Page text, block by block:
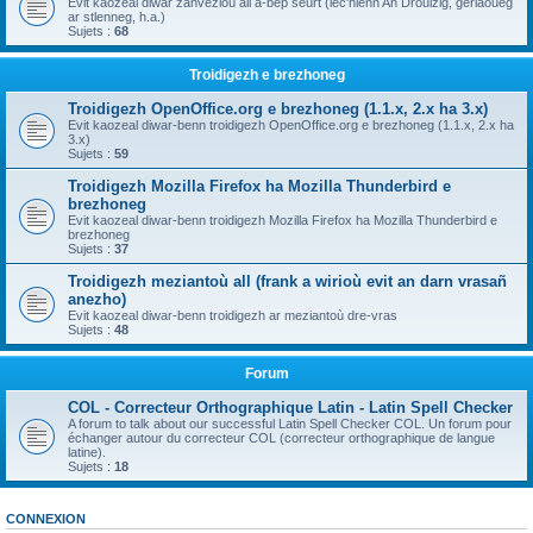
ar stlenneg, h.a.)
Sujets : 68
Troidigezh e brezhoneg
Troidigezh OpenOffice.org e brezhoneg (1.1.x, 2.x ha 3.x)
Evit kaozeal diwar-benn troidigezh OpenOffice.org e brezhoneg (1.1.x, 2.x ha
3.x)
Sujets : 59
Troidigezh Mozilla Firefox ha Mozilla Thunderbird e
brezhoneg
Evit kaozeal diwar-benn troidigezh Mozilla Firefox ha Mozilla Thunderbird e
brezhoneg
Sujets : 37
Troidigezh meziantoù all (frank a wirioù evit an darn vrasañ
anezho)
Evit kaozeal diwar-benn troidigezh ar meziantoù dre-vras
Sujets : 48
Forum
COL - Correcteur Orthographique Latin - Latin Spell Checker
A forum to talk about our successful Latin Spell Checker COL. Un forum pour
échanger autour du correcteur COL (correcteur orthographique de langue
latine).
Sujets : 18
CONNEXION